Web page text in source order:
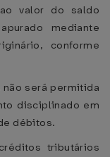
valor do saldo
mediante
conforme
não será permitida
disciplinado em
débitos.
tributários